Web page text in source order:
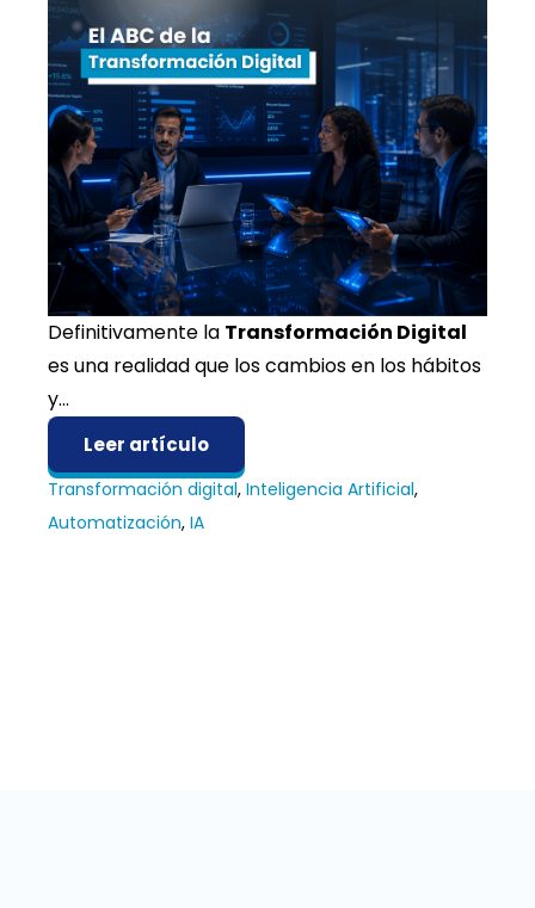
Definitivamente la Transformación Digital
es una realidad que los cambios en los hábitos
y...
Leer artículo
Transformación digital, Inteligencia Artificial,
Automatización, IA